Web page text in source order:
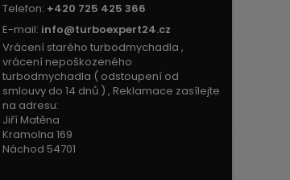
Telefon: +420 725 425 366
E-mail: info@turboexpert24.cz
Vrácení starého turbodmychadla ,
vrácení nepoškozeného
turbodmychadla ( odstoupení od
smlouvy do 14 dnů ) , Reklamace zasílejte
na adresu:
Jiří Matěna
Kramolna 169
Náchod 54701